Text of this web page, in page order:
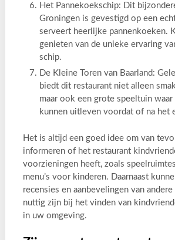
Het Pannekoekschip: Dit
Groningen is gevestigd op een
serveert heerlijke pannenkoeken.
genieten van de unieke ervaring
schip.
De Kleine Toren van Baarland:
biedt dit restaurant niet alleen
maar ook een grote speeltuin
kunnen uitleven voordat of na het
Het is altijd een goed idee om van
informeren of het restaurant
voorzieningen heeft, zoals
menu’s voor kinderen. Daarnaast
recensies en aanbevelingen van
nuttig zijn bij het vinden van
in uw omgeving.